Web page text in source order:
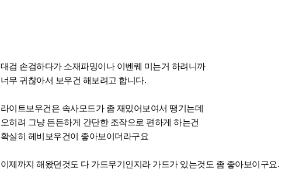
대검 손검하다가 소재파밍이나 이벤퀘 미는거 하려니까
너무 귀찮아서 보우건 해보려고 합니다.
라이트보우건은 속사모드가 좀 재밌어보여서 땡기는데
오히려 그냥 든든하게 간단한 조작으로 편하게 하는건
확실히 헤비보우건이 좋아보이더라구요
이제까지 해왔던것도 다 가드무기인지라 가드가 있는것도 좀 좋아보이구요.